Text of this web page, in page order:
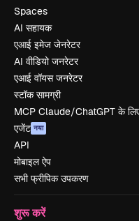
Spaces
AI सहायक
एआई इमेज जेनरेटर
AI वीडियो जनरेटर
एआई वॉयस जनरेटर
स्टॉक सामग्री
MCP Claude/ChatGPT के
एजेंट नया
API
मोबाइल ऐप
सभी फ्रीपिक उपकरण
शुरू करें